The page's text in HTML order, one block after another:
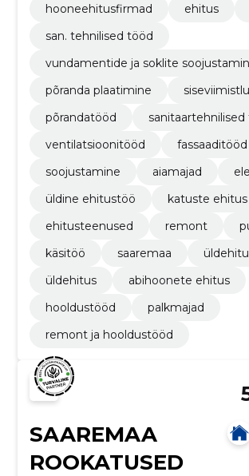
hooneehitusfirmad
ehitus
san. tehnilised tööd
vundamentide ja soklite
põranda plaatimine
põrandatööd
sanitaartehnilised
ventilatsioonitööd
fassaaditööd
soojustamine
aiamajad
üldine ehitustöö
katuste ehitus
ehitusteenused
remont
käsitöö
saaremaa
üldehitus
abihoonete ehitus
hooldustööd
palkmajad
remont ja hooldustööd
SAAREMAA
ROOKATUSED